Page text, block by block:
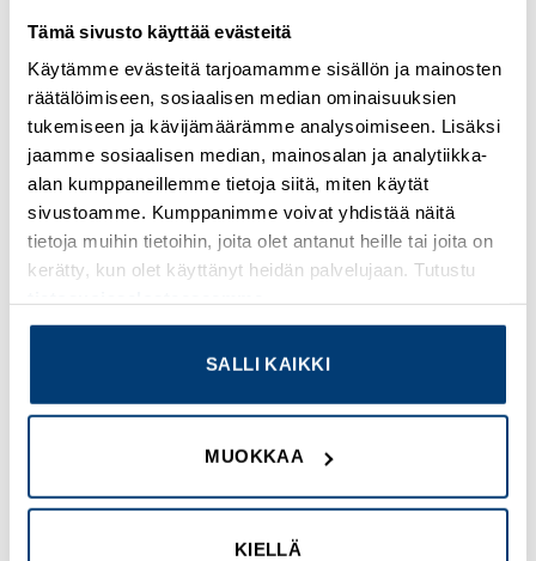
Tämä sivusto käyttää evästeitä
Käytämme evästeitä tarjoamamme sisällön ja mainosten
räätälöimiseen, sosiaalisen median ominaisuuksien
tukemiseen ja kävijämäärämme analysoimiseen. Lisäksi
jaamme sosiaalisen median, mainosalan ja analytiikka-
alan kumppaneillemme tietoja siitä, miten käytät
sivustoamme. Kumppanimme voivat yhdistää näitä
tietoja muihin tietoihin, joita olet antanut heille tai joita on
kerätty, kun olet käyttänyt heidän palvelujaan. Tutustu
SALLI KAIKKI
MUOKKAA
KIELLÄ
length: 0.5 m
Lisätietoja tuotteesta
Osasto:Valmiskaapelit
wishlist